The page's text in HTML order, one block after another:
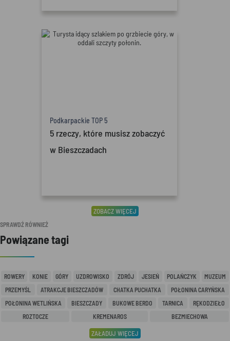
Podkarpackie TOP 5
5 rzeczy, które musisz zobaczyć
w Bieszczadach
ZOBACZ WIĘCEJ
SPRAWDŹ RÓWNIEŻ
Powiązane tagi
ROWERY KONIE GÓRY UZDROWISKO ZDRÓJ JESIEŃ POLAŃCZYK
MUZEUM
PRZEMYŚL
ATRAKCJE BIESZCZADÓW CHATKA PUCHATKA
POŁONINA CARYŃSKA
POŁONINA WETLIŃSKA
BIESZCZADY BUKOWE BERDO TARNICA
RĘKODZIEŁO
ROZTOCZE
KREMENAROS BEZMIECHOWA
ZAŁADUJ WIĘCEJ